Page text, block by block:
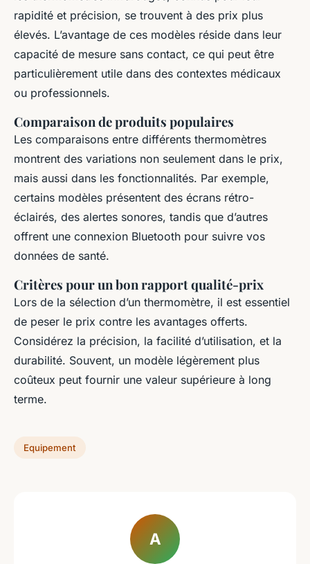
rapidité et précision, se trouvent à des prix plus
élevés. L’avantage de ces modèles réside dans leur
capacité de mesure sans contact, ce qui peut être
particulièrement utile dans des contextes médicaux
ou professionnels.
Comparaison de produits populaires
Les comparaisons entre différents thermomètres
montrent des variations non seulement dans le prix,
mais aussi dans les fonctionnalités. Par exemple,
certains modèles présentent des écrans rétro-
éclairés, des alertes sonores, tandis que d’autres
offrent une connexion Bluetooth pour suivre vos
données de santé.
Critères pour un bon rapport qualité-prix
Lors de la sélection d’un thermomètre, il est essentiel
de peser le prix contre les avantages offerts.
Considérez la précision, la facilité d’utilisation, et la
durabilité. Souvent, un modèle légèrement plus
coûteux peut fournir une valeur supérieure à long
terme.
Equipement
A